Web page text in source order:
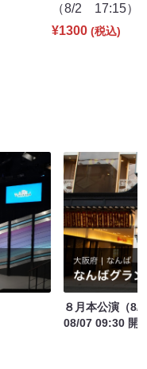
（8/2 17:15）
¥1300 (税込)
８月本公演（8/
08/07 09:30 開